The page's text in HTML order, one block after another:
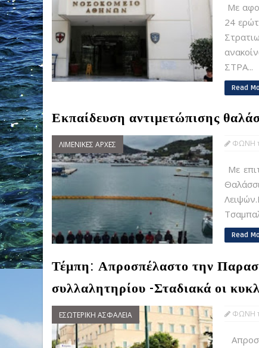
Με
24
ΣΤΡΑ...
Read
Εκπαίδευση αντιμετώπισης
ΛΙΜΕΝΙΚΕΣ ΑΡΧΕΣ ΦΩΝΗ
Mε
Read
Τέμπη: Απροσπέλαστο την
συλλαλητηρίου -Σταδιακά οι
ΕΣΩΤΕΡΙΚΗ ΑΣΦΑΛΕΙΑ ΦΩΝΗ